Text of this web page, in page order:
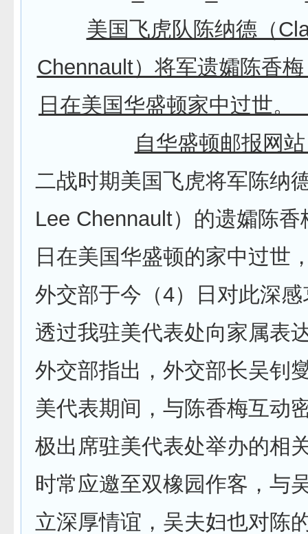
美国飞虎队陈纳德（
Chennault）将军遗孀陈香
日在美国华盛顿家中过世。
自华盛顿邮报网
二战时期美国飞虎将军陈纳
Lee Chennault）的遗孀陈香
日在美国华盛顿的家中过世
外交部于今（4）日对此深
透过我驻美代表处向家属表
外交部指出，外交部长吴钊
美代表期间，与陈香梅互动
极出席驻美代表处举办的相
时常应邀至双橡园作客，与
立深厚情谊，吴夫妇也对陈